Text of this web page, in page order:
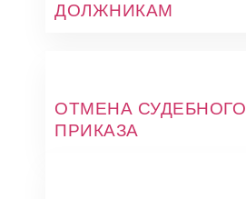
ДОЛЖНИКАМ
ОТМЕНА СУДЕБНОГО
ПРИКАЗА